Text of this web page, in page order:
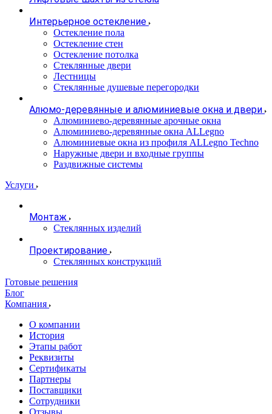
Интерьерное остекление
Остекление пола
Остекление стен
Остекление потолка
Стеклянные двери
Лестницы
Стеклянные душевые перегородки
Алюмо-деревянные и алюминиевые окна и двери
Алюминиево-деревянные арочные окна
Алюминиево-деревянные окна ALLegno
Алюминиевые окна из профиля ALLegno Techno
Наружные двери и входные группы
Раздвижные системы
Услуги
Монтаж
Стеклянных изделий
Проектирование
Стеклянных конструкций
Готовые решения
Блог
Компания
О компании
История
Этапы работ
Реквизиты
Сертификаты
Партнеры
Поставщики
Сотрудники
Отзывы